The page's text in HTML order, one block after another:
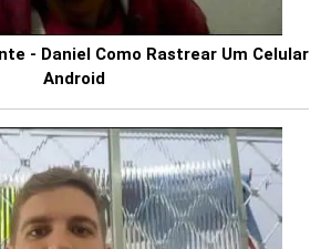
- Daniel Como Rastrear Um Celular
Android